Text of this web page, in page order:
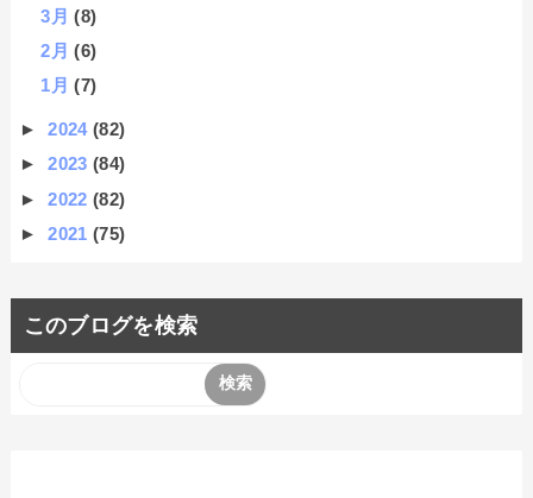
3月(8)
2月(6)
1月(7)
►2024(82)
►2023(84)
►2022(82)
►2021(75)
このブログを検索